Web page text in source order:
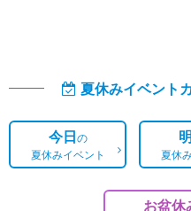
夏休みイベント
今日の
夏休みイベント
夏休
お盆休